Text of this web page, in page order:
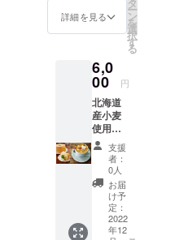
すすめ
金額は
送料込
定で
す。
届けい
たしま
ザート
カップ
（バニ
ラ・
チョ
コ・ス
トロベ
リー）
アイス
デザー
トカッ
プの中
身・ア
ニマル
詳細を見る
タ
ー
ン
を
選
択
す
る
6,0
00 円
北海道
産小麦
使用シ
フォン
ケーキ1
個 コー
ヒーオ
リジナ
ルブレ
ンド詰
支援
者：
0人
お届
け予
定：
2022
年12